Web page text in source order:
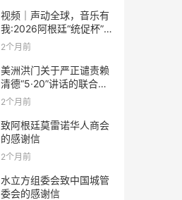
视频｜声动全球，音乐有
我:2026阿根廷“统促杯”水
立方中文歌曲大赛总决赛
2个月前
美洲洪门关于严正谴责赖
清德“5·20”讲话的联合声
明
2个月前
致阿根廷莫雷诺华人商会
的感谢信
2个月前
水立方组委会致中国城管
委会的感谢信